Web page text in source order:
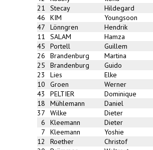
21
Stecay Hildegard
46
KIM Youngsoon
47
Lönngren Hendrik
11
SALAM Hamza
45
Portell Guillem
26
Brandenburg Martina
25
Brandenburg Guido
23
Lies Elke
10
Groen Werner
43
PELTIER Dominique
18
Mühlemann Daniel
37
Wilke Dieter
6
Kleemann Dieter
7
Kleemann Yoshie
12
Roether Christof